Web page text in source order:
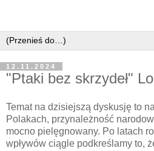
12.11.2024
"Ptaki bez skrzydeł"
Temat na dzisiejszą dyskusję to
Polakach, przynależność
mocno pielęgnowany. Po latach
wpływów ciągle podkreślamy to,